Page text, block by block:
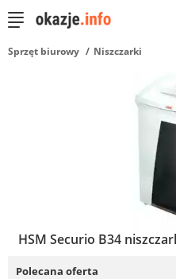
Sprzęt biurowy Niszczarki
HSM Securio B34
Polecana oferta